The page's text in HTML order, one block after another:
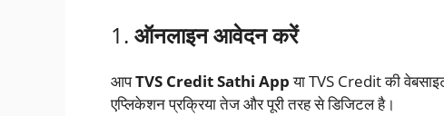
1. ऑनलाइन आवेदन करें
आपTVS Credit Sathi Appया TVS Credit की
एप्लिकेशन प्रक्रिया तेज और पूरी तरह से डिजिटल है।